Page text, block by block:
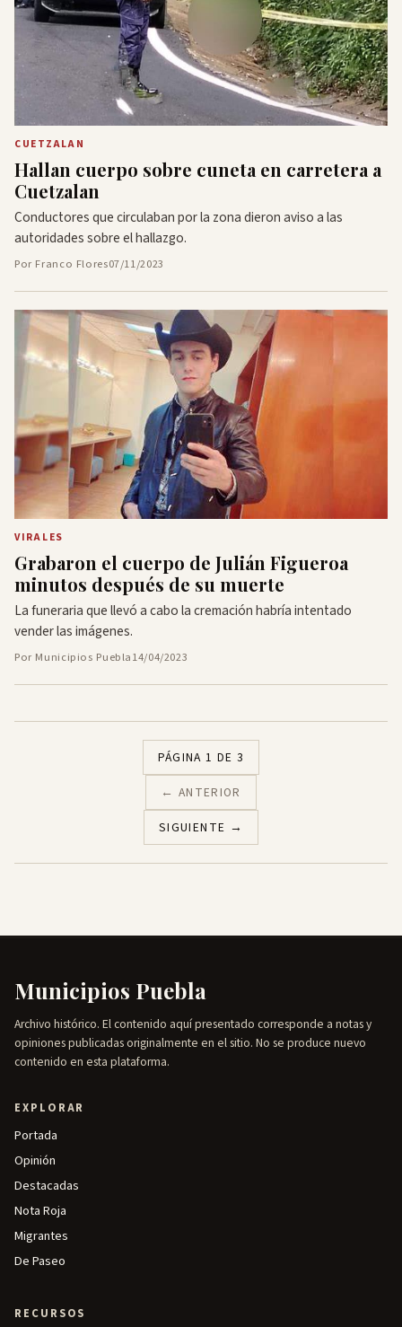
CUETZALAN
Hallan cuerpo sobre cuneta en carretera a
Cuetzalan
Conductores que circulaban por la zona dieron aviso a las
autoridades sobre el hallazgo.
Por Franco Flores07/11/2023
VIRALES
Grabaron el cuerpo de Julián Figueroa
minutos después de su muerte
La funeraria que llevó a cabo la cremación habría intentado
vender las imágenes.
Por Municipios Puebla14/04/2023
← ANTERIOR
PÁGINA 1 DE 3
SIGUIENTE →
Municipios Puebla
Archivo histórico. El contenido aquí presentado corresponde a notas y
opiniones publicadas originalmente en el sitio. No se produce nuevo
contenido en esta plataforma.
EXPLORAR
Portada
Opinión
Destacadas
Nota Roja
Migrantes
De Paseo
RECURSOS